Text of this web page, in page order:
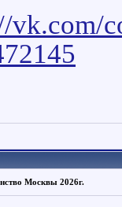
vk.com/
Москвы 2026г.